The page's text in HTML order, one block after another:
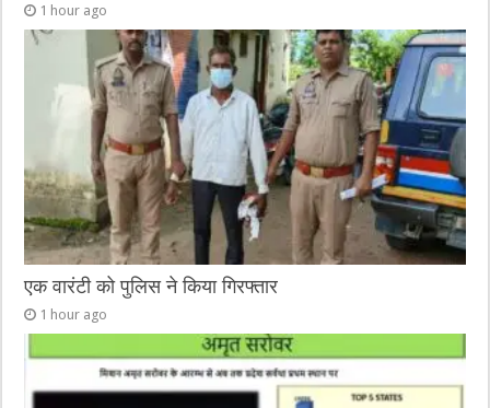
1 hour ago
एक वारंटी को पुलिस ने किया गिरफ्तार
1 hour ago